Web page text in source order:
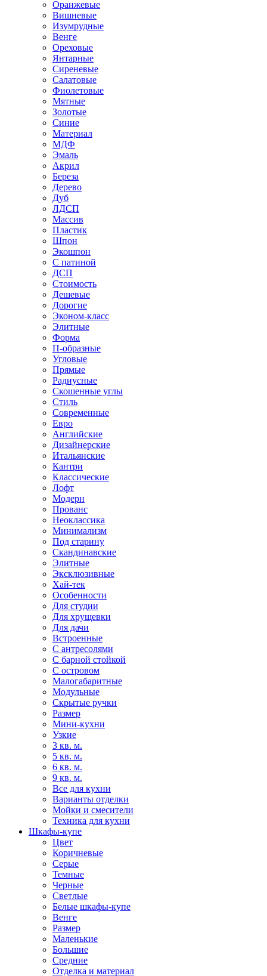
Оранжевые
Вишневые
Изумрудные
Венге
Ореховые
Янтарные
Сиреневые
Салатовые
Фиолетовые
Мятные
Золотые
Синие
Материал
МДФ
Эмаль
Акрил
Береза
Дерево
Дуб
ЛДСП
Массив
Пластик
Шпон
Экошпон
С патиной
ДСП
Стоимость
Дешевые
Дорогие
Эконом-класс
Элитные
Форма
П-образные
Угловые
Прямые
Радиусные
Скошенные углы
Стиль
Современные
Евро
Английские
Дизайнерские
Итальянские
Кантри
Классические
Лофт
Модерн
Прованс
Неоклассика
Минимализм
Под старину
Скандинавские
Элитные
Эксклюзивные
Хай-тек
Особенности
Для студии
Для хрущевки
Для дачи
Встроенные
С антресолями
С барной стойкой
С островом
Малогабаритные
Модульные
Скрытые ручки
Размер
Мини-кухни
Узкие
3 кв. м.
5 кв. м.
6 кв. м.
9 кв. м.
Все для кухни
Варианты отделки
Мойки и смесители
Техника для кухни
Шкафы-купе
Цвет
Коричневые
Серые
Темные
Черные
Светлые
Белые шкафы-купе
Венге
Размер
Маленькие
Большие
Средние
Отделка и материал